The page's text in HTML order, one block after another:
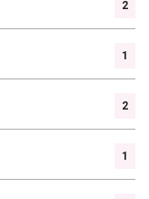
2
1
2
1